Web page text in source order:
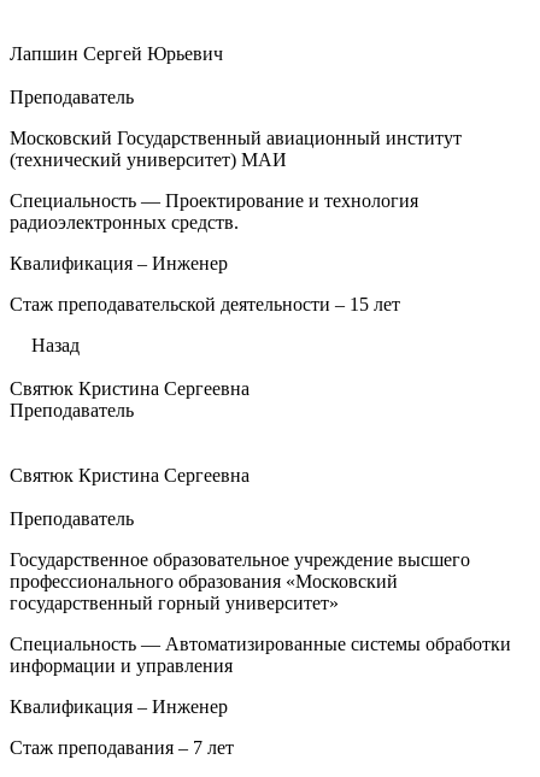
Лапшин Сергей Юрьевич
Преподаватель
Московский Государственный авиационный институт
(технический университет) МАИ
Специальность — Проектирование и технология
радиоэлектронных средств.
Квалификация – Инженер
Стаж преподавательской деятельности – 15 лет
Назад
Святюк Кристина Сергеевна
Преподаватель
Святюк Кристина Сергеевна
Преподаватель
Государственное образовательное учреждение высшего
профессионального образования «Московский
государственный горный университет»
Специальность — Автоматизированные системы обработки
информации и управления
Квалификация – Инженер
Стаж преподавания – 7 лет